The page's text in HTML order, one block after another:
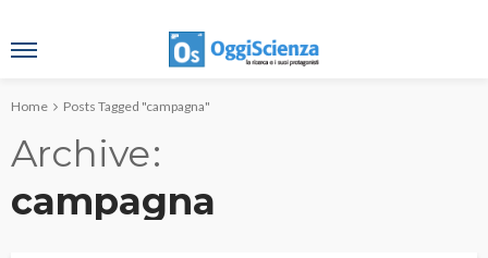
Home Posts Tagged "campagna"
Archive
campagna